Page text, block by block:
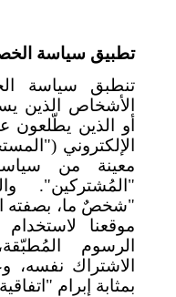
تطبيق سياسة
تنطبق سياسة
الأشخاص الذين
أو الذين يطّلعون
الإلكتروني
معينة من
"المُشتركين".
"شخصٌ ما، بصفته
موقعنا
الرسوم
الاشتراك نفسه،
بمثابة إبرام